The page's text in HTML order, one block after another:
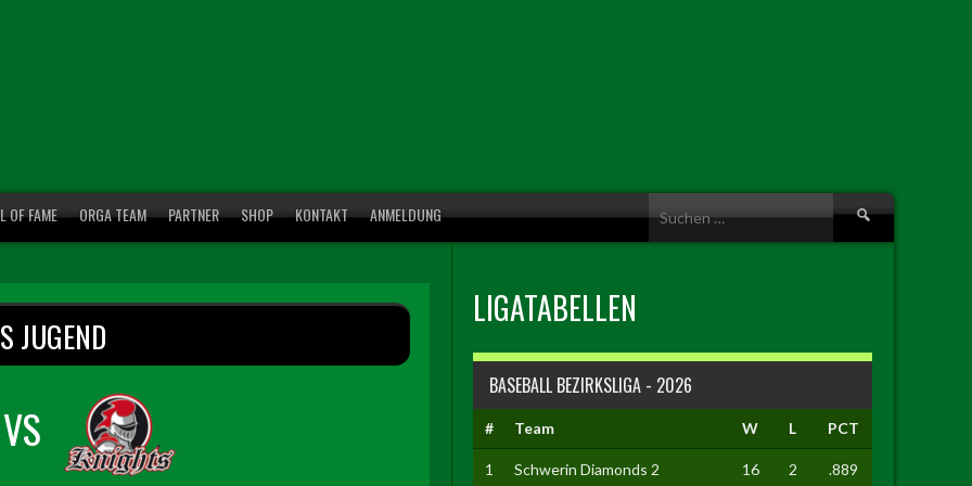
OF FAME ORGA TEAM PARTNER SHOP KONTAKT ANMELDUNG
Suche
JUGEND
VS
LIGATABELLEN
BASEBALL BEZIRKSLIGA - 2026
# Team W L PCT
1 Schwerin Diamonds 2 16 2 .889